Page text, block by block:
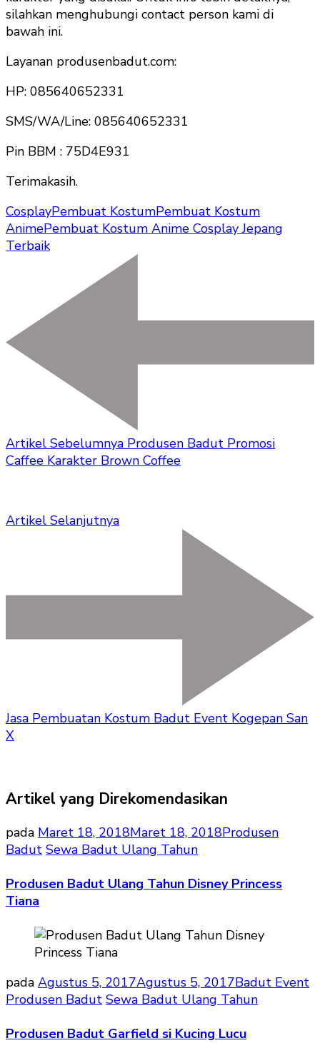
silahkan menghubungi contact person kami di
bawah ini.
Layanan produsenbadut.com:
HP: 085640652331
SMS/WA/Line: 085640652331
Pin BBM : 75D4E931
Terimakasih.
CosplayPembuat KostumPembuat Kostum
AnimePembuat Kostum Anime Cosplay Jepang
Terbaik
Artikel Sebelumnya Produsen Badut Promosi
Caffee Karakter Brown Coffee
Artikel Selanjutnya
Jasa Pembuatan Kostum Badut Event Kogepan San
X
Artikel yang Direkomendasikan
pada Maret 18, 2018Maret 18, 2018Produsen
Badut Sewa Badut Ulang Tahun
Produsen Badut Ulang Tahun Disney Princess
Tiana
pada Agustus 5, 2017Agustus 5, 2017Badut Event
Produsen Badut Sewa Badut Ulang Tahun
Produsen Badut Garfield si Kucing Lucu